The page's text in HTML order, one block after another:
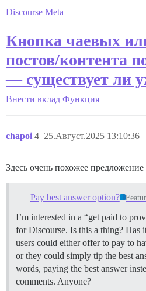
Discourse Meta
Кнопка чаевых
постов/контента
— существует ли
Внести вклад Функция
chapoi 25.Август.2025 13:10:36
4
Здесь очень похожее
Pay best answer option?
I’m interested in a “get paid to
for Discourse. Is this a thing? Has
users could either offer to pay to
or they could simply tip the best
words, paying the best answer
comments. Anyone?